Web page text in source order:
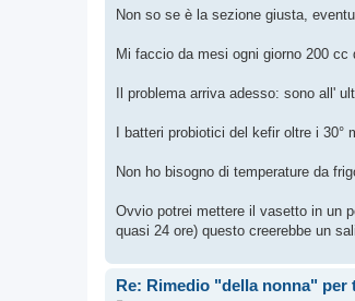
s
g
o
Non so se è la sezione giusta,
Mi faccio da mesi ogni giorno 200
Il problema arriva adesso: sono all'
I batteri probiotici del kefir oltre i 30°
Non ho bisogno di temperature da
Ovvio potrei mettere il vasetto in un
quasi 24 ore) questo creerebbe un
Re: Rimedio "della nonna"